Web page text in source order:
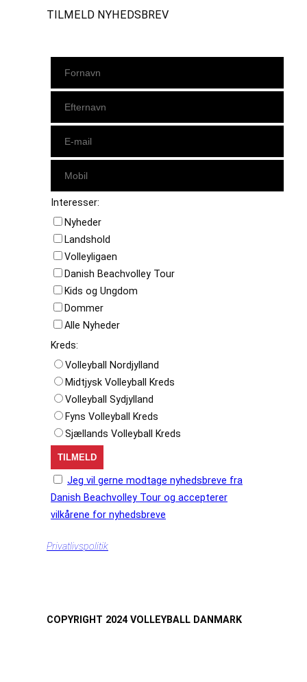
TILMELD NYHEDSBREV
Interesser:
Nyheder
Landshold
Volleyligaen
Danish Beachvolley Tour
Kids og Ungdom
Dommer
Alle Nyheder
Kreds:
Volleyball Nordjylland
Midtjysk Volleyball Kreds
Volleyball Sydjylland
Fyns Volleyball Kreds
Sjællands Volleyball Kreds
Jeg vil gerne modtage nyhedsbreve fra
Danish Beachvolley Tour og accepterer
vilkårene for nyhedsbreve
Privatlivspolitik
COPYRIGHT 2024 VOLLEYBALL DANMARK